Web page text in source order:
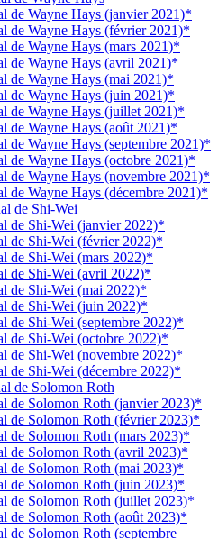
de Wayne Hays (janvier 2021)*
de Wayne Hays (février 2021)*
de Wayne Hays (mars 2021)*
de Wayne Hays (avril 2021)*
de Wayne Hays (mai 2021)*
de Wayne Hays (juin 2021)*
de Wayne Hays (juillet 2021)*
de Wayne Hays (août 2021)*
de Wayne Hays (septembre 2021)*
de Wayne Hays (octobre 2021)*
de Wayne Hays (novembre 2021)*
de Wayne Hays (décembre 2021)*
de Shi-Wei
de Shi-Wei (janvier 2022)*
de Shi-Wei (février 2022)*
de Shi-Wei (mars 2022)*
de Shi-Wei (avril 2022)*
de Shi-Wei (mai 2022)*
de Shi-Wei (juin 2022)*
de Shi-Wei (septembre 2022)*
de Shi-Wei (octobre 2022)*
de Shi-Wei (novembre 2022)*
de Shi-Wei (décembre 2022)*
de Solomon Roth
de Solomon Roth (janvier 2023)*
de Solomon Roth (février 2023)*
de Solomon Roth (mars 2023)*
de Solomon Roth (avril 2023)*
de Solomon Roth (mai 2023)*
de Solomon Roth (juin 2023)*
de Solomon Roth (juillet 2023)*
de Solomon Roth (août 2023)*
de Solomon Roth (septembre